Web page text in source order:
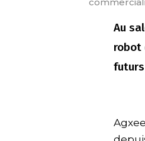
Au
robot